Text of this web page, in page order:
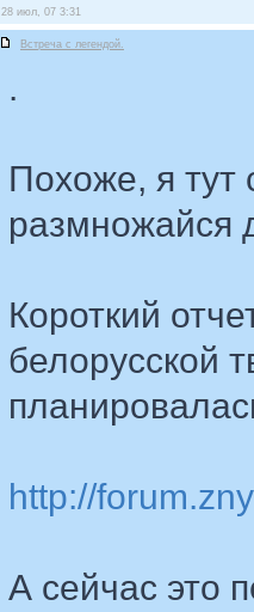
28 июл, 07 3:31
Встреча с легендой.
.
Похоже, я тут
размножайся
Короткий
белорусской
http://
А сейчас это